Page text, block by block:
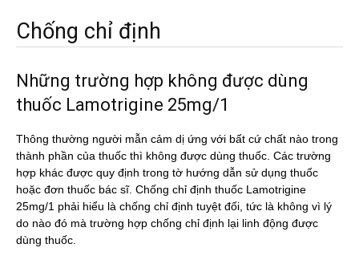
Chống chỉ định
Những trường hợp không được dùng
thuốc Lamotrigine 25mg/1
Thông thường người mẫn cảm dị ứng với bất cứ chất nào trong
thành phần của thuốc thì không được dùng thuốc. Các trường
hợp khác được quy định trong tờ hướng dẫn sử dụng thuốc
hoặc đơn thuốc bác sĩ. Chống chỉ định thuốc Lamotrigine
25mg/1 phải hiểu là chống chỉ định tuyệt đối, tức là không vì lý
do nào đó mà trường hợp chống chỉ định lại linh động được
dùng thuốc.